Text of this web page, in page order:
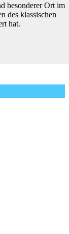
besonderer Ort im
des klassischen
hat.